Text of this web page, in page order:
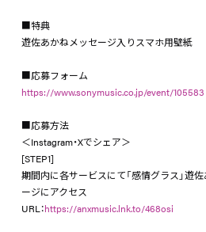
■特典
遊佐あかねメッセージ入りスマホ用壁紙
■応募フォーム
https://www.sonymusic.co.jp/event/105583
■応募方法
＜Instagram・Xでシェア＞
[STEP1]
期間内に各サービスにて「感情グラス」遊佐
ージにアクセス
URL：https://anxmusic.lnk.to/468osi